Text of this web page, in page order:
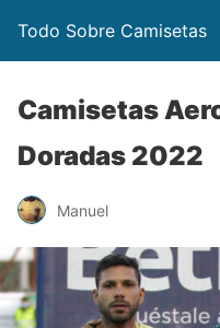
Todo Sobre Camisetas
Camisetas
Doradas 2022
Manuel